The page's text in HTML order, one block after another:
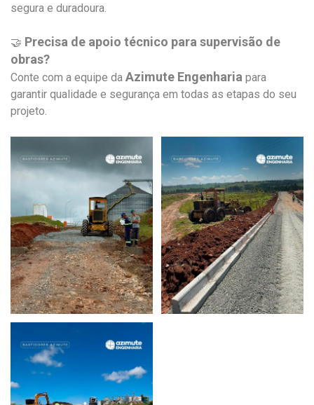
segura e duradoura.
🤝 Precisa de apoio técnico para supervisão de
obras?
Conte com a equipe da Azimute Engenharia para
garantir qualidade e segurança em todas as etapas do seu
projeto.